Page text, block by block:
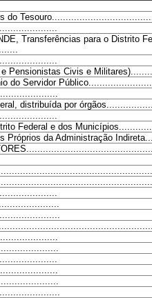
do
Transferências para o Distrito
e Pensionistas Civis e
do Servidor
distribuída por
Federal e dos
Próprios da Administração